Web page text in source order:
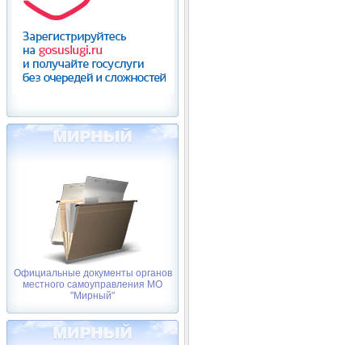
Официальные документы органов
местного самоуправления МО
"Мирный"